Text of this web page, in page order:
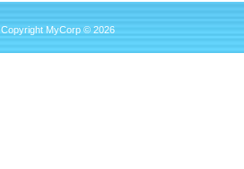
Copyright MyCorp © 2026